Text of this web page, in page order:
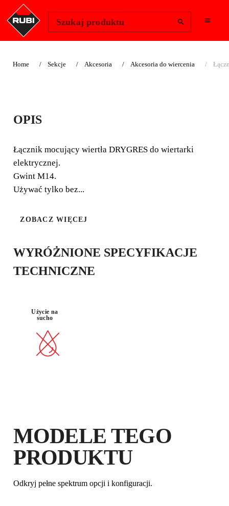
Szukaj produktu
Home Sekcje Akcesoria Akcesoria do wiercenia
ŁĄCZNIK DO
WIERTARKI
Łącznik mocujący wiertła DRYGRES do wiertarki
elektrycznej. Gwint M14. Używać tylko bez udaru.
MATERIAŁ :
PORCELAN
SZLIFIERKA
WIERTARK
OPIS
Łącznik mocujący wiertła DRYGRES do wiertarki
elektrycznej.
Gwint M14.
Używać tylko bez...
ZOBACZ WIĘCEJ
WYRÓŻNIONE SPECYFIKACJE
TECHNICZNE
Użycie na
sucho
MODELE TEGO
PRODUKTU
Odkryj pełne spektrum opcji i konfiguracji.